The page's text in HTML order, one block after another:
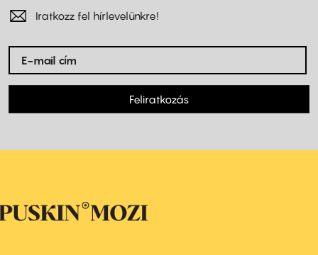
Iratkozz fel hírlevelünkre!
Feliratkozás